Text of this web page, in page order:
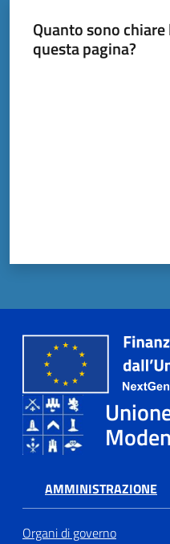
Seguici
Quanto sono
questa pagina?
AMMINISTRAZIONE
Organi di governo